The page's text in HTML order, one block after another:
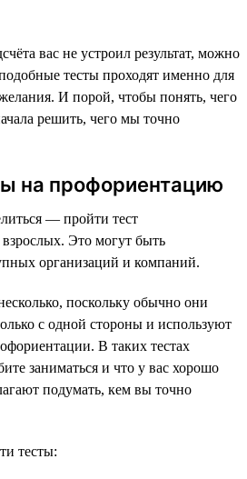
вас не устроил результат, можно
тесты проходят именно для
И порой, чтобы понять, чего
решить, чего мы точно
на профориентацию
— пройти тест
Это могут быть
организаций и компаний.
поскольку обычно они
с одной стороны и используют
В таких тестах
заниматься и что у вас хорошо
подумать, кем вы точно
тесты: